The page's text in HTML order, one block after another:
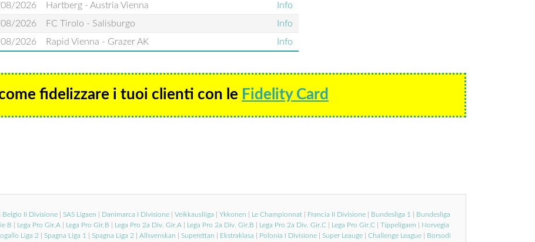
2026
Hartberg - Austria Vienna
Info
2026
FC Tirolo - Salisburgo
Info
2026
Rapid Vienna - Grazer AK Info
fidelizzare i tuoi clienti con le Fidelity Card
Belgio II Divisione SAS Ligaen Danimarca I Divisione Veikkausliiga Ykkonen Le Championnat Francia II Divisione Bundesliga 1
Bundesliga
B Lega Pro Gir.A Lega Pro Gir.B Lega Pro 2a Div. Gir.A Lega Pro 2a Div. Gir.B Lega Pro 2a Div. Gir.C Lega Pro Gir.C Tippeligaen
Norvegia
Liga 2 Spagna Liga 1 Spagna Liga 2 Allsvenskan Superettan Ekstraklasa Polonia I Divisione Super Leauge Challenge League
Borsodi